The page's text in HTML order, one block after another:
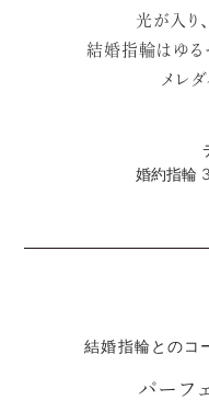
光が入り
結婚指輪はゆる
メレ
婚約指輪
結婚指輪とのコ
パーフ